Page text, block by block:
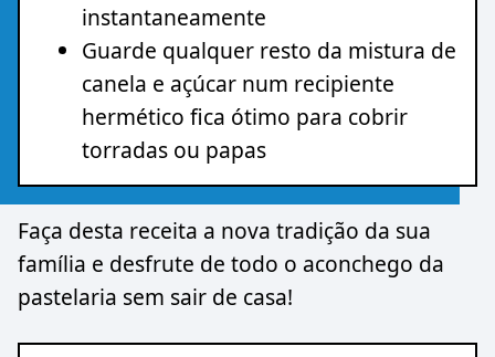
instantaneamente
Guarde qualquer resto da mistura de
canela e açúcar num recipiente
hermético fica ótimo para cobrir
torradas ou papas
Faça desta receita a nova tradição da sua
família e desfrute de todo o aconchego da
pastelaria sem sair de casa!